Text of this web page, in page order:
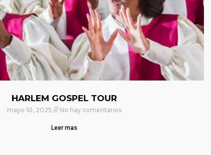
HARLEM GOSPEL TOUR
mayo 10, 2025 No hay comentarios
Leer mas